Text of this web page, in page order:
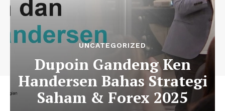
UNCATEGORIZED
Dupoin Gandeng Ken
Handersen Bahas Strategi
Saham & Forex 2025